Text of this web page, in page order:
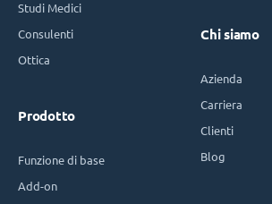
Studi Medici
Consulenti
Ottica
Prodotto
Funzione di base
Add-on
Chi siamo
Azienda
Carriera
Clienti
Blog